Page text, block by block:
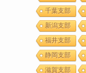
千葉支部
新潟支部
福井支部
静岡支部
滋賀支部